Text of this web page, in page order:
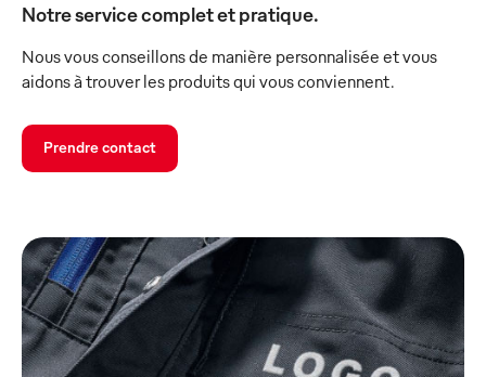
Notre service complet et pratique.
Nous vous conseillons de manière personnalisée et vous
aidons à trouver les produits qui vous conviennent.
Prendre contact